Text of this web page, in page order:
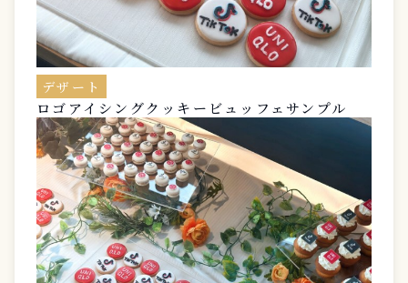
デザート
ロゴアイシングクッキービュッフェサンプル